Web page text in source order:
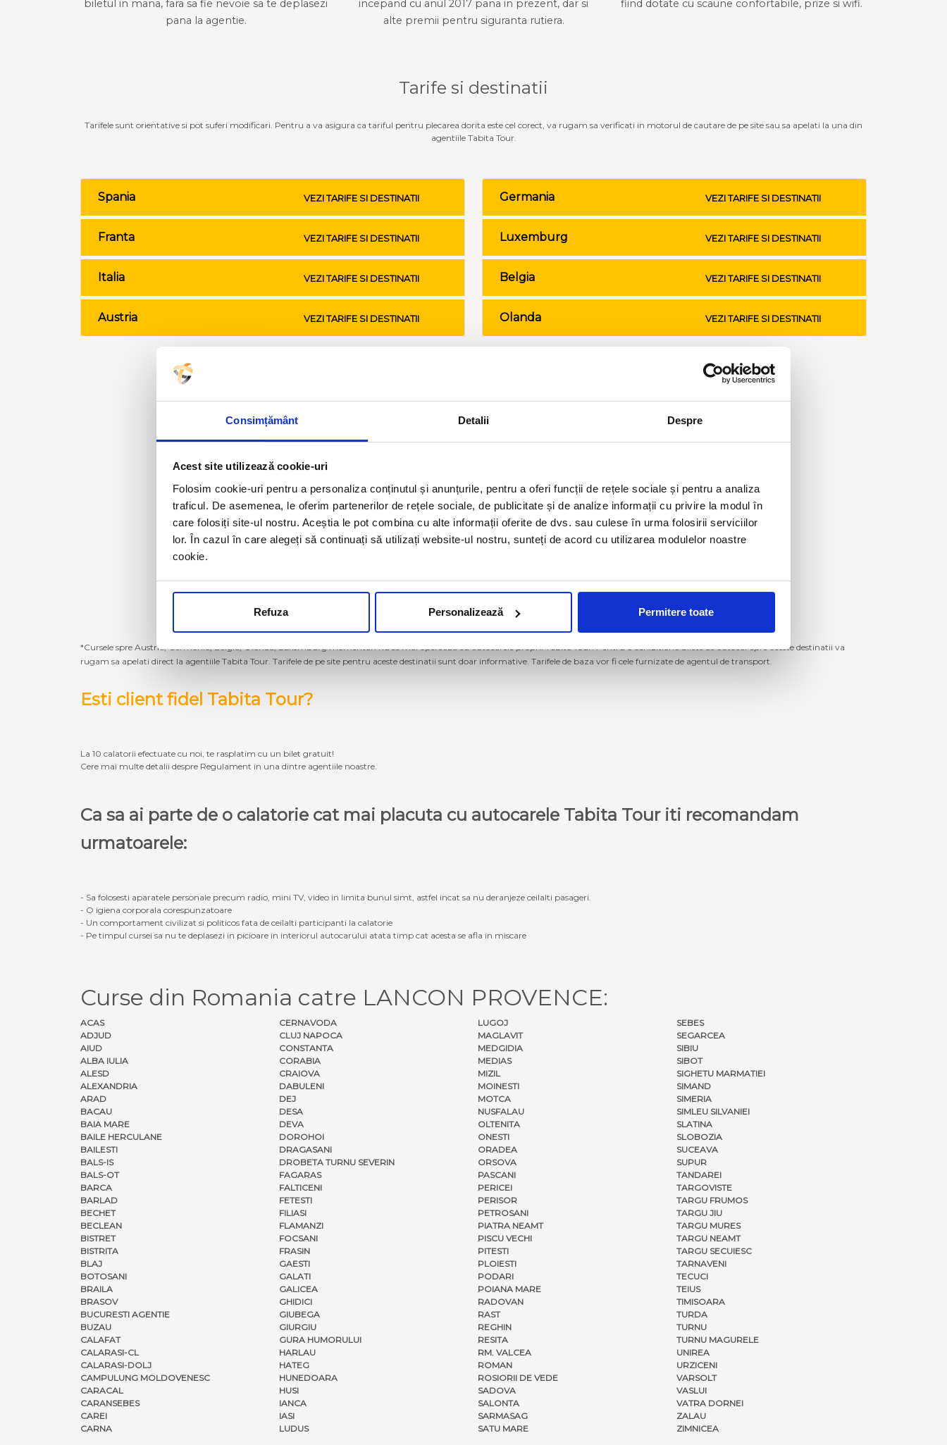
Consimțământ Detalii Despre
Acest site utilizează cookie-uri
Folosim cookie-uri pentru a personaliza conținutul și anunțurile, pentru a oferi funcții de rețele sociale și pentru a analiza
traficul. De asemenea, le oferim partenerilor de rețele sociale, de publicitate și de analize informații cu privire la modul în
care folosiți site-ul nostru. Aceștia le pot combina cu alte informații oferite de dvs. sau culese în urma folosirii serviciilor
lor. În cazul în care alegeți să continuați să utilizați website-ul nostru, sunteți de acord cu utilizarea modulelor noastre
cookie.
Refuza Personalizează Permitere toate
biletul in mana, fara sa fie nevoie sa te deplasezi
pana la agentie.
incepand cu anul 2017 pana in prezent, dar si
alte premii pentru siguranta rutiera.
fiind dotate cu scaune confortabile, prize si wifi.
Tarife si destinatii
Tarifele sunt orientative si pot suferi modificari. Pentru a va asigura ca tariful pentru plecarea dorita este cel corect, va rugam sa verificati in motorul de cautare de pe site sau sa apelati la una din
agentiile Tabita Tour.
Spania VEZI TARIFE SI DESTINATII
Franta VEZI TARIFE SI DESTINATII
Italia VEZI TARIFE SI DESTINATII
Austria VEZI TARIFE SI DESTINATII
Germania VEZI TARIFE SI DESTINATII
Luxemburg VEZI TARIFE SI DESTINATII
Belgia VEZI TARIFE SI DESTINATII
Olanda VEZI TARIFE SI DESTINATII
*Cursele spre Austria, Germania, Belgia, Olanda, Luxemburg momentan nu se mai operează cu autocarele proprii Tabita Tour. Pentru a achizitiona bilete de autocar spre aceste destinatii va
rugam sa apelati direct la agentiile Tabita Tour. Tarifele de pe site pentru aceste destinatii sunt doar informative. Tarifele de baza vor fi cele furnizate de agentul de transport.
Esti client fidel Tabita Tour?
La 10 calatorii efectuate cu noi, te rasplatim cu un bilet gratuit!
Cere mai multe detalii despre Regulament in una dintre agentiile noastre.
Ca sa ai parte de o calatorie cat mai placuta cu autocarele Tabita Tour iti recomandam
urmatoarele:
- Sa folosesti aparatele personale precum radio, mini TV, video in limita bunul simt, astfel incat sa nu deranjeze ceilalti pasageri.
- O igiena corporala corespunzatoare
- Un comportament civilizat si politicos fata de ceilalti participanti la calatorie
- Pe timpul cursei sa nu te deplasezi in picioare in interiorul autocarului atata timp cat acesta se afla in miscare
Curse din Romania catre LANCON PROVENCE:
ACAS
ADJUD
AIUD
ALBA IULIA
ALESD
ALEXANDRIA
ARAD
BACAU
BAIA MARE
BAILE HERCULANE
BAILESTI
BALS-IS
BALS-OT
BARCA
BARLAD
BECHET
BECLEAN
BISTRET
BISTRITA
BLAJ
BOTOSANI
BRAILA
BRASOV
BUCURESTI AGENTIE
BUZAU
CALAFAT
CALARASI-CL
CALARASI-DOLJ
CAMPULUNG MOLDOVENESC
CARACAL
CARANSEBES
CAREI
CARNA
CERNAVODA
CLUJ NAPOCA
CONSTANTA
CORABIA
CRAIOVA
DABULENI
DEJ
DESA
DEVA
DOROHOI
DRAGASANI
DROBETA TURNU SEVERIN
FAGARAS
FALTICENI
FETESTI
FILIASI
FLAMANZI
FOCSANI
FRASIN
GAESTI
GALATI
GALICEA
GHIDICI
GIUBEGA
GIURGIU
GURA HUMORULUI
HARLAU
HATEG
HUNEDOARA
HUSI
IANCA
IASI
LUDUS
LUGOJ
MAGLAVIT
MEDGIDIA
MEDIAS
MIZIL
MOINESTI
MOTCA
NUSFALAU
OLTENITA
ONESTI
ORADEA
ORSOVA
PASCANI
PERICEI
PERISOR
PETROSANI
PIATRA NEAMT
PISCU VECHI
PITESTI
PLOIESTI
PODARI
POIANA MARE
RADOVAN
RAST
REGHIN
RESITA
RM. VALCEA
ROMAN
ROSIORII DE VEDE
SADOVA
SALONTA
SARMASAG
SATU MARE
SEBES
SEGARCEA
SIBIU
SIBOT
SIGHETU MARMATIEI
SIMAND
SIMERIA
SIMLEU SILVANIEI
SLATINA
SLOBOZIA
SUCEAVA
SUPUR
TANDAREI
TARGOVISTE
TARGU FRUMOS
TARGU JIU
TARGU MURES
TARGU NEAMT
TARGU SECUIESC
TARNAVENI
TECUCI
TEIUS
TIMISOARA
TURDA
TURNU
TURNU MAGURELE
UNIREA
URZICENI
VARSOLT
VASLUI
VATRA DORNEI
ZALAU
ZIMNICEA